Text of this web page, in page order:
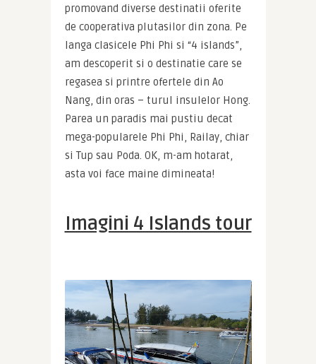
promovand diverse destinatii oferite
de cooperativa plutasilor din zona. Pe
langa clasicele Phi Phi si “4 islands”,
am descoperit si o destinatie care se
regasea si printre ofertele din Ao
Nang, din oras – turul insulelor Hong.
Parea un paradis mai pustiu decat
mega-popularele Phi Phi, Railay, chiar
si Tup sau Poda. OK, m-am hotarat,
asta voi face maine dimineata!
Imagini 4 Islands tour